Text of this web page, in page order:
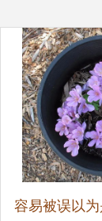
容易被误以